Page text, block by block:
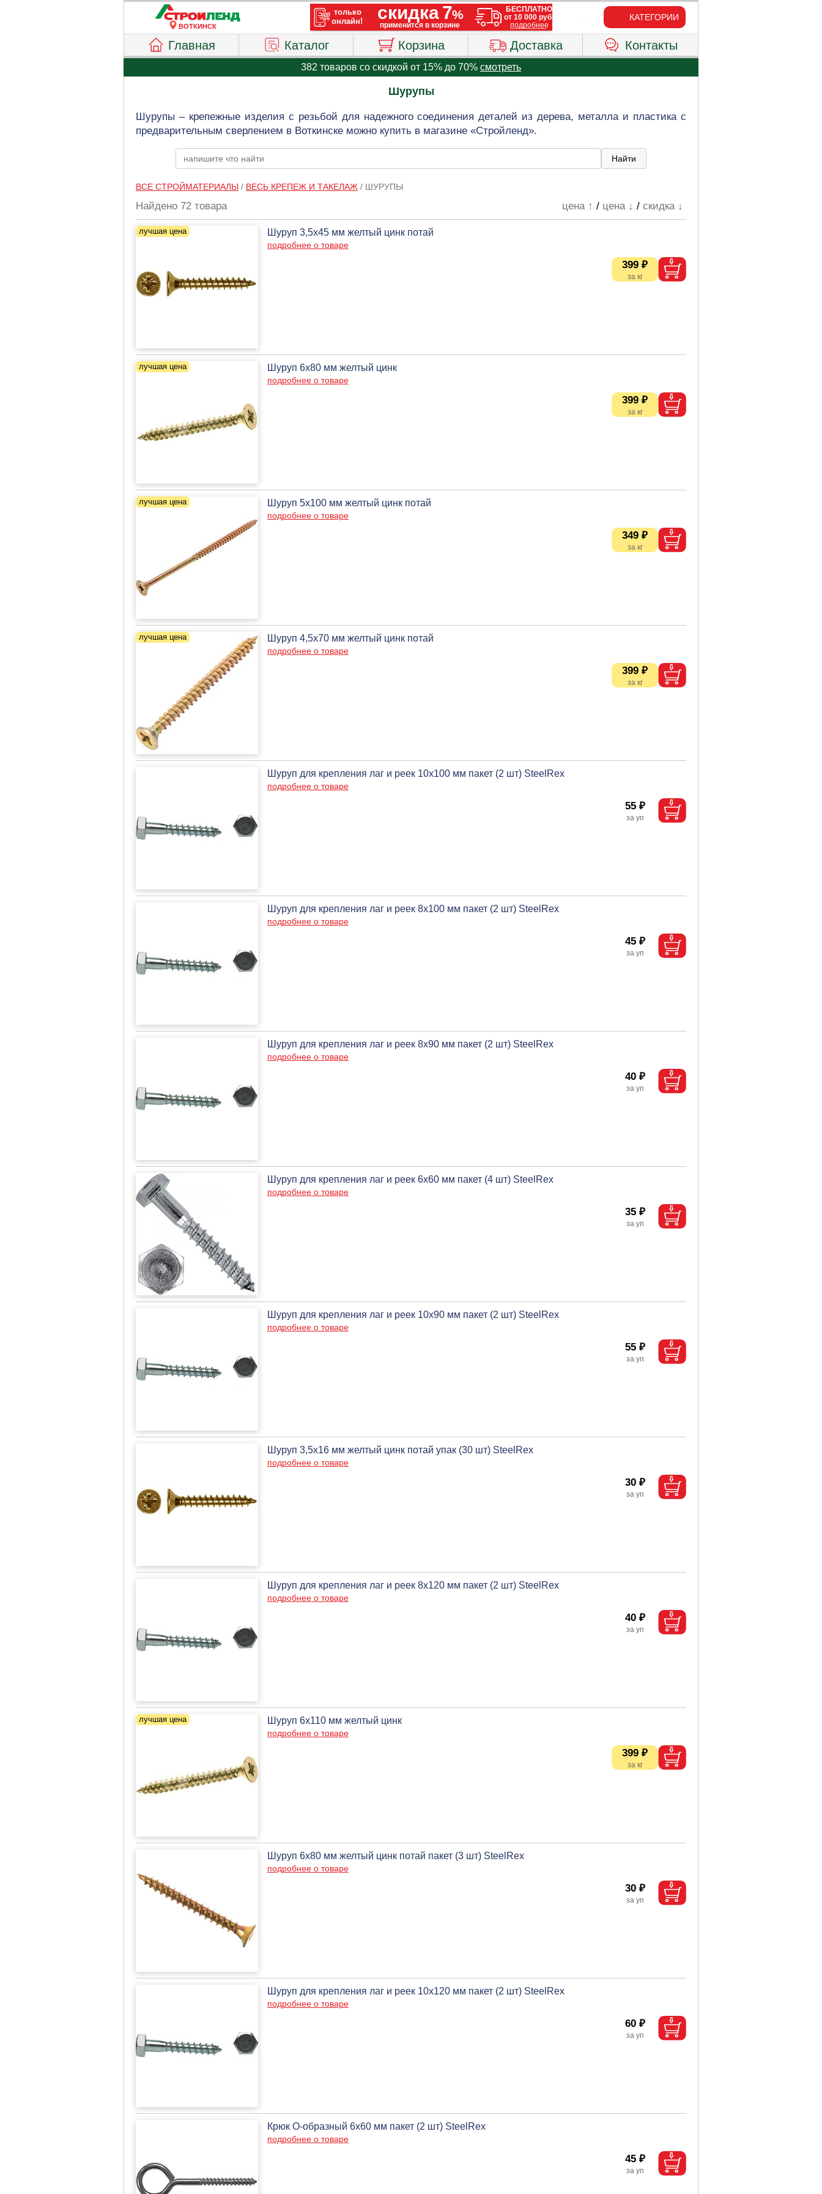
ВОТКИНСК
КАТЕГОРИИ
Главная Каталог Корзина Доставка Контакты
382 товаров со скидкой от 15% до 70% смотреть
Шурупы
Шурупы – крепежные изделия с резьбой для надежного соединения деталей из дерева, металла и пластика с
предварительным сверлением в Воткинске можно купить в магазине «Стройленд».
ВСЕ СТРОЙМАТЕРИАЛЫ/ ВЕСЬ КРЕПЕЖ И ТАКЕЛАЖ/ ШУРУПЫ
Найдено 72 товара цена ↑ / цена ↓ /скидка ↓
Шуруп 3,5х45 мм желтый цинк потай
подробнее о товаре
399 ₽
Шуруп 6х80 мм желтый цинк
подробнее о товаре
399 ₽
Шуруп 5х100 мм желтый цинк потай
подробнее о товаре
349 ₽
Шуруп 4,5х70 мм желтый цинк потай
подробнее о товаре
399 ₽
Шуруп для крепления лаг и реек 10х100 мм пакет (2 шт) SteelRex
подробнее о товаре
55 ₽
Шуруп для крепления лаг и реек 8х100 мм пакет (2 шт) SteelRex
подробнее о товаре
45 ₽
Шуруп для крепления лаг и реек 8х90 мм пакет (2 шт) SteelRex
подробнее о товаре
40 ₽
Шуруп для крепления лаг и реек 6х60 мм пакет (4 шт) SteelRex
подробнее о товаре
35 ₽
Шуруп для крепления лаг и реек 10х90 мм пакет (2 шт) SteelRex
подробнее о товаре
55 ₽
Шуруп 3,5х16 мм желтый цинк потай упак (30 шт) SteelRex
подробнее о товаре
30 ₽
Шуруп для крепления лаг и реек 8х120 мм пакет (2 шт) SteelRex
подробнее о товаре
40 ₽
Шуруп 6х110 мм желтый цинк
подробнее о товаре
399 ₽
Шуруп 6х80 мм желтый цинк потай пакет (3 шт) SteelRex
подробнее о товаре
30 ₽
Шуруп для крепления лаг и реек 10х120 мм пакет (2 шт) SteelRex
подробнее о товаре
60 ₽
Крюк О-образный 6х60 мм пакет (2 шт) SteelRex
подробнее о товаре
45 ₽